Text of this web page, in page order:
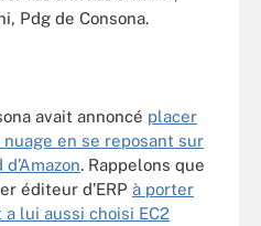
Pdg de Consona.
avait annoncé placer
en se reposant sur
. Rappelons que
éditeur d’ERP à porter
lui aussi choisi EC2